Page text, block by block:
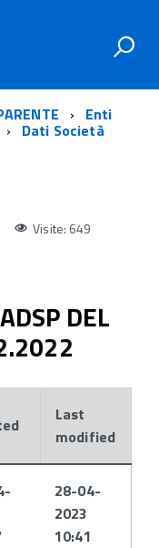
Enti
Dati Società
Visite: 649
DEL
Last
modified
28-04-
2023
10:41